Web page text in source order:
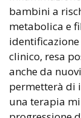
bambini a
metabolica e
clinico, resa
anche da
permetterà di
una terapia